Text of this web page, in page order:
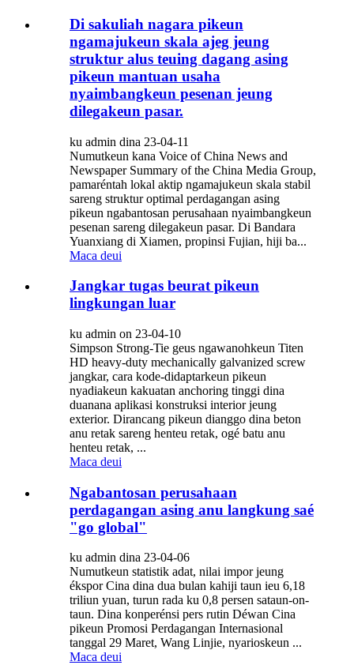
Di sakuliah nagara pikeun
ngamajukeun skala ajeg jeung
struktur alus teuing dagang asing
pikeun mantuan usaha
nyaimbangkeun pesenan jeung
dilegakeun pasar.
ku admin dina 23-04-11
Numutkeun kana Voice of China News and
Newspaper Summary of the China Media Group,
pamaréntah lokal aktip ngamajukeun skala stabil
sareng struktur optimal perdagangan asing
pikeun ngabantosan perusahaan nyaimbangkeun
pesenan sareng dilegakeun pasar. Di Bandara
Yuanxiang di Xiamen, propinsi Fujian, hiji ba...
Maca deui
Jangkar tugas beurat pikeun
lingkungan luar
ku admin on 23-04-10
Simpson Strong-Tie geus ngawanohkeun Titen
HD heavy-duty mechanically galvanized screw
jangkar, cara kode-didaptarkeun pikeun
nyadiakeun kakuatan anchoring tinggi dina
duanana aplikasi konstruksi interior jeung
exterior. Dirancang pikeun dianggo dina beton
anu retak sareng henteu retak, ogé batu anu
henteu retak, ...
Maca deui
Ngabantosan perusahaan
perdagangan asing anu langkung saé
"go global"
ku admin dina 23-04-06
Numutkeun statistik adat, nilai impor jeung
ékspor Cina dina dua bulan kahiji taun ieu 6,18
triliun yuan, turun rada ku 0,8 persen sataun-on-
taun. Dina konperénsi pers rutin Déwan Cina
pikeun Promosi Perdagangan Internasional
tanggal 29 Maret, Wang Linjie, nyarioskeun ...
Maca deui